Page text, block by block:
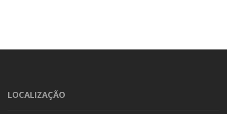
LOCALIZAÇÃO